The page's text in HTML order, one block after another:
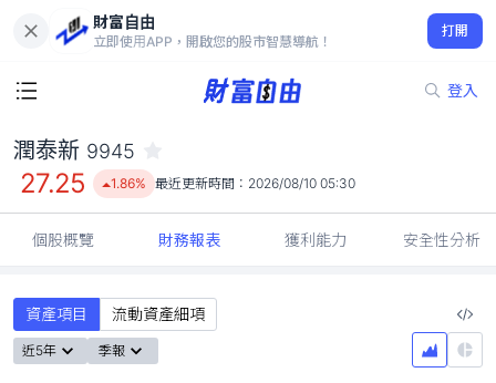
財富自由
立即使用APP，開啟您的股市智慧導航！
打開
登入
27.25
1.86%
潤泰新 9945
27.25 1.86% 最近更新時間： 2026/08/10 05:30
個股概覽 財務報表 獲利能力 安全性分析
資產項目 流動資產細項
近5年 季報